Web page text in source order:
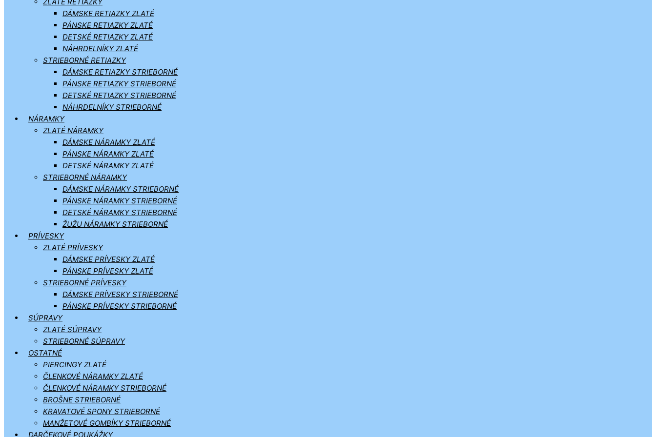
DÁMSKE RETIAZKY ZLATÉ
PÁNSKE RETIAZKY ZLATÉ
DETSKÉ RETIAZKY ZLATÉ
NÁHRDELNÍKY ZLATÉ
STRIEBORNÉ RETIAZKY
DÁMSKE RETIAZKY STRIEBORNÉ
PÁNSKE RETIAZKY STRIEBORNÉ
DETSKÉ RETIAZKY STRIEBORNÉ
NÁHRDELNÍKY STRIEBORNÉ
NÁRAMKY
ZLATÉ NÁRAMKY
DÁMSKE NÁRAMKY ZLATÉ
PÁNSKE NÁRAMKY ZLATÉ
DETSKÉ NÁRAMKY ZLATÉ
STRIEBORNÉ NÁRAMKY
DÁMSKE NÁRAMKY STRIEBORNÉ
PÁNSKE NÁRAMKY STRIEBORNÉ
DETSKÉ NÁRAMKY STRIEBORNÉ
ŽUŽU NÁRAMKY STRIEBORNÉ
PRÍVESKY
ZLATÉ PRÍVESKY
DÁMSKE PRÍVESKY ZLATÉ
PÁNSKE PRÍVESKY ZLATÉ
STRIEBORNÉ PRÍVESKY
DÁMSKE PRÍVESKY STRIEBORNÉ
PÁNSKE PRÍVESKY STRIEBORNÉ
SÚPRAVY
ZLATÉ SÚPRAVY
STRIEBORNÉ SÚPRAVY
OSTATNÉ
PIERCINGY ZLATÉ
ČLENKOVÉ NÁRAMKY ZLATÉ
ČLENKOVÉ NÁRAMKY STRIEBORNÉ
BROŠNE STRIEBORNÉ
KRAVATOVÉ SPONY STRIEBORNÉ
MANŽETOVÉ GOMBÍKY STRIEBORNÉ
DARČEKOVÉ POUKÁŽKY